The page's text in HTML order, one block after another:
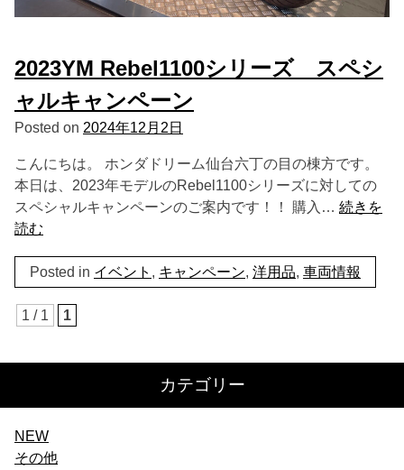
2023YM Rebel1100シリーズ スペシ
ャルキャンペーン
Posted on 2024年12月2日
こんにちは。 ホンダドリーム仙台六丁の目の棟方です。
本日は、2023年モデルのRebel1100シリーズに対しての
スペシャルキャンペーンのご案内です！！ 購入… 続きを
読む
Posted in イベント , キャンペーン, 洋用品, 車両情報
1 / 1 1
カテゴリー
NEW
その他